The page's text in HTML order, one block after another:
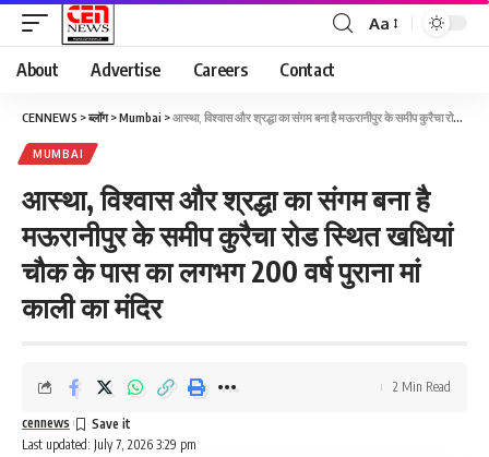
Aa
About Advertise Careers Contact
CENNEWS >ब्लॉग>Mumbai >आस्था, विश्वास और श्रद्धा का संगम बना है मऊरानीपुर के समीप कुरैचा रोड स्थित खधियां चौक के पास का लगभग 200 वर्ष पुराना मां काली का मंदिर
MUMBAI
आस्था, विश्वास और श्रद्धा का संगम बना है
मऊरानीपुर के समीप कुरैचा रोड स्थित खधियां
चौक के पास का लगभग 200 वर्ष पुराना मां
काली का मंदिर
Last updated: July 7, 2026 3:29 pm
cennews
2 Min Read